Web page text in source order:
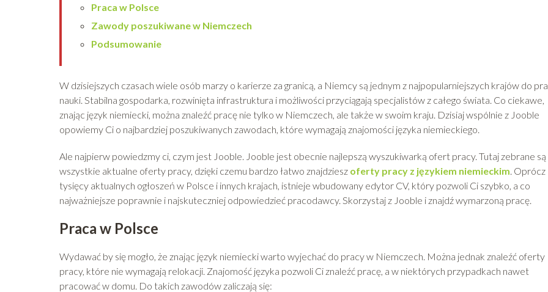
Praca w Polsce
Zawody poszukiwane w Niemczech
Podsumowanie
W dzisiejszych czasach wiele osób marzy o karierze za granicą, a Niemcy są jednym z najpopularniejszych krajów do
nauki. Stabilna gospodarka, rozwinięta infrastruktura i możliwości przyciągają specjalistów z całego świata. Co ciekawe,
znając język niemiecki, można znaleźć pracę nie tylko w Niemczech, ale także w swoim kraju. Dzisiaj wspólnie z Jooble
opowiemy Ci o najbardziej poszukiwanych zawodach, które wymagają znajomości języka niemieckiego.
Ale najpierw powiedzmy ci, czym jest Jooble. Jooble jest obecnie najlepszą wyszukiwarką ofert pracy. Tutaj zebrane są
wszystkie aktualne oferty pracy, dzięki czemu bardzo łatwo znajdziesz oferty pracy z językiem niemieckim. Oprócz
tysięcy aktualnych ogłoszeń w Polsce i innych krajach, istnieje wbudowany edytor CV, który pozwoli Ci szybko, a co
najważniejsze poprawnie i najskuteczniej odpowiedzieć pracodawcy. Skorzystaj z Jooble i znajdź wymarzoną pracę.
Praca w Polsce
Wydawać by się mogło, że znając język niemiecki warto wyjechać do pracy w Niemczech. Można jednak znaleźć oferty
pracy, które nie wymagają relokacji. Znajomość języka pozwoli Ci znaleźć pracę, a w niektórych przypadkach nawet
pracować w domu. Do takich zawodów zaliczają się: